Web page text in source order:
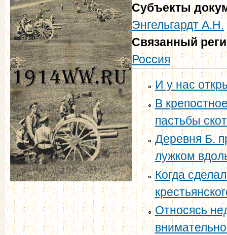
Субъекты
Энгельгардт А.Н.
Связанный
Россия
И у нас
В
пастьбы
Деревня Б.
лужком
Когда
Относясь